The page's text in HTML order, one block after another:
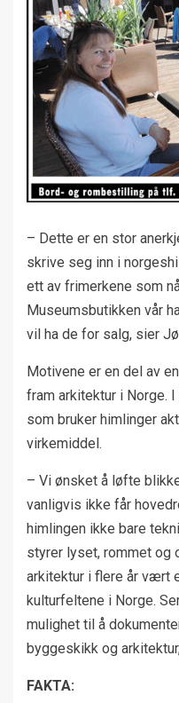
– Dette er en stor
skrive seg inn i
ett av frimerkene som
Museumsbutikken vår
vil ha de for salg, sier
Motivene er en del av
fram arkitektur i Norge.
som bruker himlinger
virkemiddel.
– Vi ønsket å løfte
vanligvis ikke får
himlingen ikke bare
styrer lyset, rommet og
arkitektur i flere år vært
kulturfeltene i Norge.
mulighet til å
byggeskikk og
FAKTA: